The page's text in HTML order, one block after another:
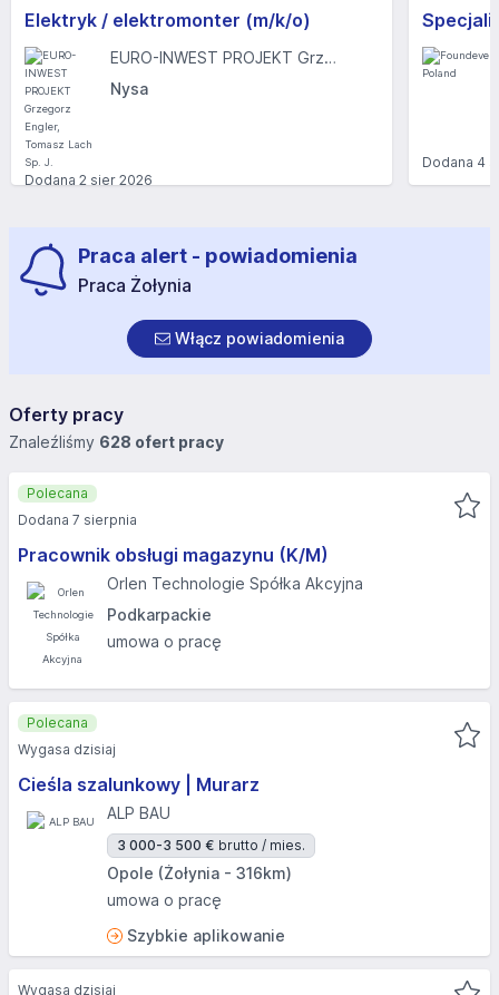
Elektryk / elektromonter (m/k/o)
EURO-INWEST PROJEKT Grzegorz Engler, Tomasz Lach Sp. J.
Nysa
Dodana 2 sier 2026
Dodana 4
Praca alert - powiadomienia
Praca Żołynia
Włącz powiadomienia
Oferty pracy
Znaleźliśmy 628 ofert pracy
Pracownik obsługi magazynu (K/M)
Orlen Technologie Spółka Akcyjna
Podkarpackie
umowa o pracę
Polecana
Dodana 7 sierpnia
Cieśla szalunkowy | Murarz
ALP BAU
3 000-3 500 € brutto / mies.
Opole (Żołynia - 316km)
umowa o pracę
Szybkie aplikowanie
Polecana
Wygasa dzisiaj
Wygasa dzisiaj